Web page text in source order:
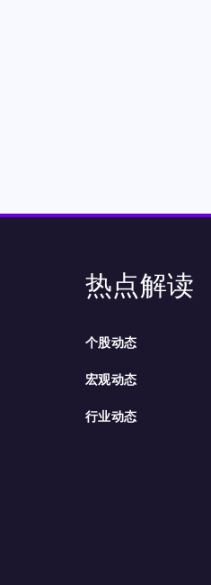
热点解读
个股动态
宏观动态
行业动态